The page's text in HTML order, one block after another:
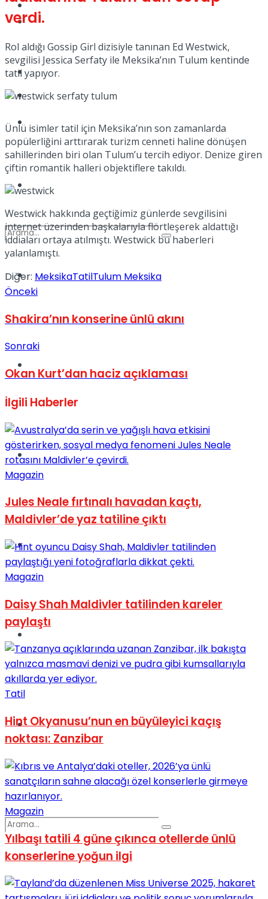
TV
Kadınca
Dünya
Türkiye
Sinema
Tatil
Podcast
Tatil
Spor
Podcast
No Result
verdi.
Rol aldığı Gossip Girl dizisiyle tanınan Ed Westwick,
sevgilisi Jessica Serfaty ile Meksika’nın Tulum kentinde
tatil yapıyor.
Ünlü isimler tatil için Meksika’nın son zamanlarda
popülerliğini arttırarak turizm cenneti haline dönüşen
sahillerinden biri olan Tulum’u tercih ediyor. Denize giren
çiftin romantik halleri objektiflere takıldı.
Westwick hakkında geçtiğimiz günlerde sevgilisini
internet üzerinden başkalarıyla flörtleşerek aldattığı
iddiaları ortaya atılmıştı. Westwick bu haberleri
yalanlamıştı.
Diğer: MeksikaTatilTulum Meksika
Önceki
Shakira’nın konserine ünlü akını
Sonraki
Okan Kurt’dan haciz açıklaması
İlgili Haberler
Magazin
Jules Neale fırtınalı havadan kaçtı,
Maldivler’de yaz tatiline çıktı
Magazin
Daisy Shah Maldivler tatilinden kareler
paylaştı
Tatil
Hint Okyanusu’nun en büyüleyici kaçış
noktası: Zanzibar
Magazin
Yılbaşı tatili 4 güne çıkınca otellerde ünlü
konserlerine yoğun ilgi